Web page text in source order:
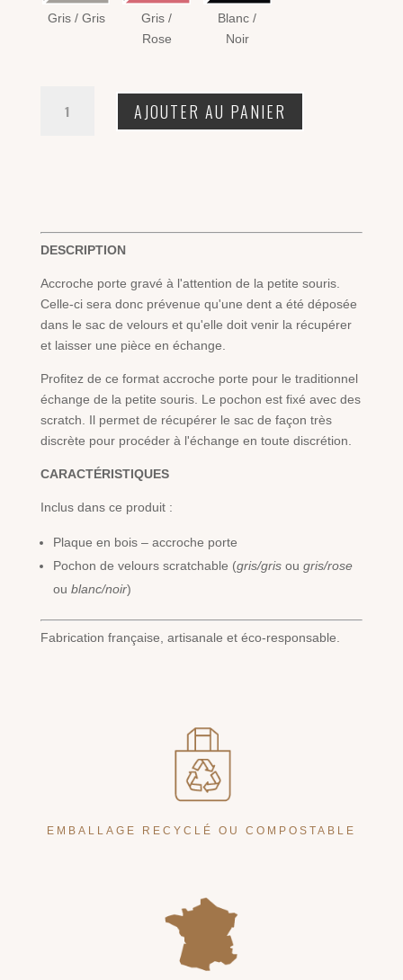
Gris / Gris
Gris /
Rose
Blanc /
Noir
AJOUTER AU PANIER
DESCRIPTION
Accroche porte gravé à l'attention de la petite souris.
Celle-ci sera donc prévenue qu'une dent a été déposée
dans le sac de velours et qu'elle doit venir la récupérer
et laisser une pièce en échange.
Profitez de ce format accroche porte pour le traditionnel
échange de la petite souris. Le pochon est fixé avec des
scratch. Il permet de récupérer le sac de façon très
discrète pour procéder à l'échange en toute discrétion.
CARACTÉRISTIQUES
Inclus dans ce produit :
Plaque en bois – accroche porte
Pochon de velours scratchable (gris/grisou gris/rose
ou blanc/noir)
Fabrication française, artisanale et éco-responsable.
EMBALLAGE RECYCLÉ OU COMPOSTABLE